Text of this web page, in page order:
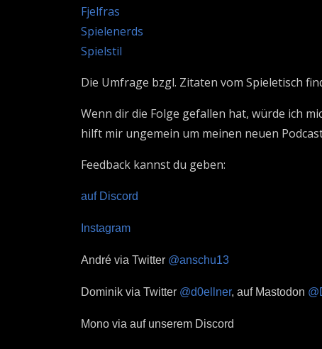
Fjelfras
Spielenerds
Spielstil
Die Umfrage bzgl. Zitaten vom Spieletisch
Wenn dir die Folge gefallen hat, würde ich
hilft mir ungemein um meinen neuen
Feedback kannst du geben:
auf Discord
Instagram
André via Twitter @anschu13
Dominik via Twitter @d0ellner, auf Mastodon
Mono via auf unserem Discord